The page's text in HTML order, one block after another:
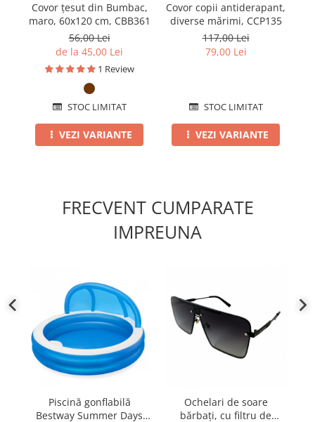
Covor țesut din Bumbac,
maro, 60x120 cm, CBB361
56,00 Lei
de la 45,00 Lei
1 Review
STOC LIMITAT
VEZI VARIANTE
Covor copii antiderapant,
diverse mărimi, CCP135
117,00 Lei
79,00 Lei
STOC LIMITAT
VEZI VARIANTE
FRECVENT CUMPARATE
IMPREUNA
Piscină gonflabilă
Bestway Summer Days
Ochelari de soare
bărbați, cu filtru de